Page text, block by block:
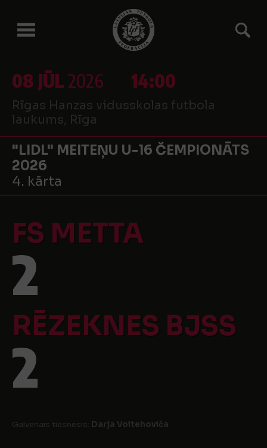
08 JŪL2026 14:00
Rīgas Hanzas vidusskolas futbola
laukums, Rīga
"LIDL" MEITEŅU U-16 ČEMPIONĀTS
2026
4. kārta
FS METTA
2
RĒZEKNES BJSS
2
Galvenais tiesnesis: Darja Voitehoviča